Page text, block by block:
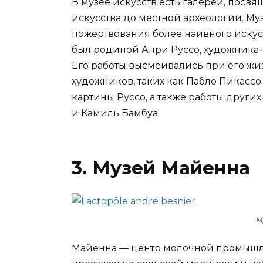
искусства до местной археологии.
пожертвования более наивного
был родиной Анри Руссо,
Его работы высмеивались при его
художников, таких как Пабло
картины Руссо, а также работы
и Камиль Бамбуа.
3. Музей Майенна
Майенна — центр молочной